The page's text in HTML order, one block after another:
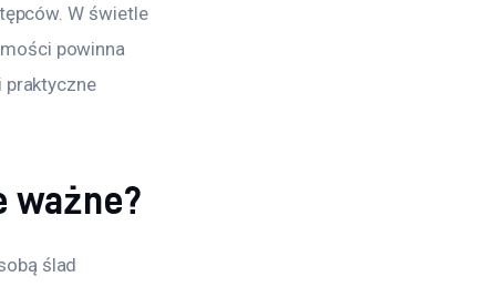
W świetle
powinna
praktyczne
ważne?
ślad